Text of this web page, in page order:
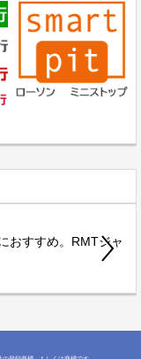
おすすめ。RMTジャ